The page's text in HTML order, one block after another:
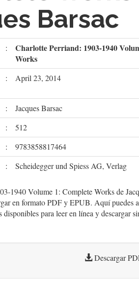
Barsac
:
Charlotte Perriand: 1903-1940
Works
: April 23, 2014
:
Jacques Barsac
:
512
:
9783858817464
: Scheidegger und Spiess AG, Verlag
1940 Volume 1: Complete Works de
en formato PDF y EPUB. Aquí puedes
para leer en línea y descargar
Descargar